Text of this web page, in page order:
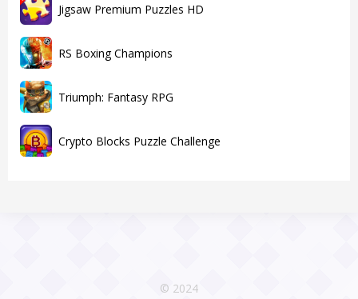
Jigsaw Premium Puzzles HD
RS Boxing Champions
Triumph: Fantasy RPG
Crypto Blocks Puzzle Challenge
© 2024